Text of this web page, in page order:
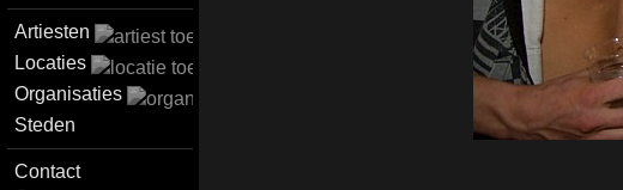
Artiesten
Locaties
Organisaties
Steden
Contact